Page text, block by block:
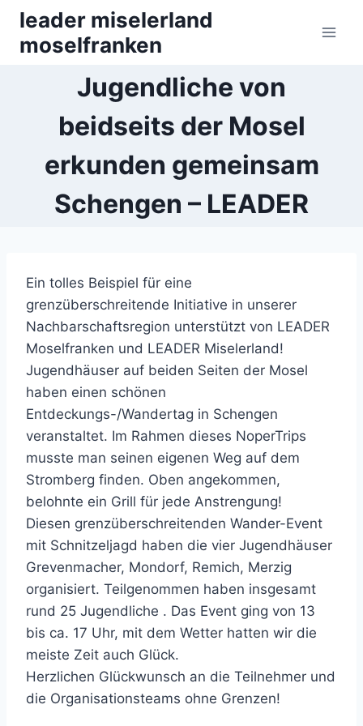
Zum
Inhalt
springen
leader miselerland
moselfranken
Jugendliche von
beidseits der Mosel
erkunden gemeinsam
Schengen – LEADER
Ein tolles Beispiel für eine
grenzüberschreitende Initiative in unserer
Nachbarschaftsregion unterstützt von LEADER
Moselfranken und LEADER Miselerland!
Jugendhäuser auf beiden Seiten der Mosel
haben einen schönen
Entdeckungs-/Wandertag in Schengen
veranstaltet. Im Rahmen dieses NoperTrips
musste man seinen eigenen Weg auf dem
Stromberg finden. Oben angekommen,
belohnte ein Grill für jede Anstrengung!
Diesen grenzüberschreitenden Wander-Event
mit Schnitzeljagd haben die vier Jugendhäuser
Grevenmacher, Mondorf, Remich, Merzig
organisiert. Teilgenommen haben insgesamt
rund 25 Jugendliche . Das Event ging von 13
bis ca. 17 Uhr, mit dem Wetter hatten wir die
meiste Zeit auch Glück.
Herzlichen Glückwunsch an die Teilnehmer und
die Organisationsteams ohne Grenzen!